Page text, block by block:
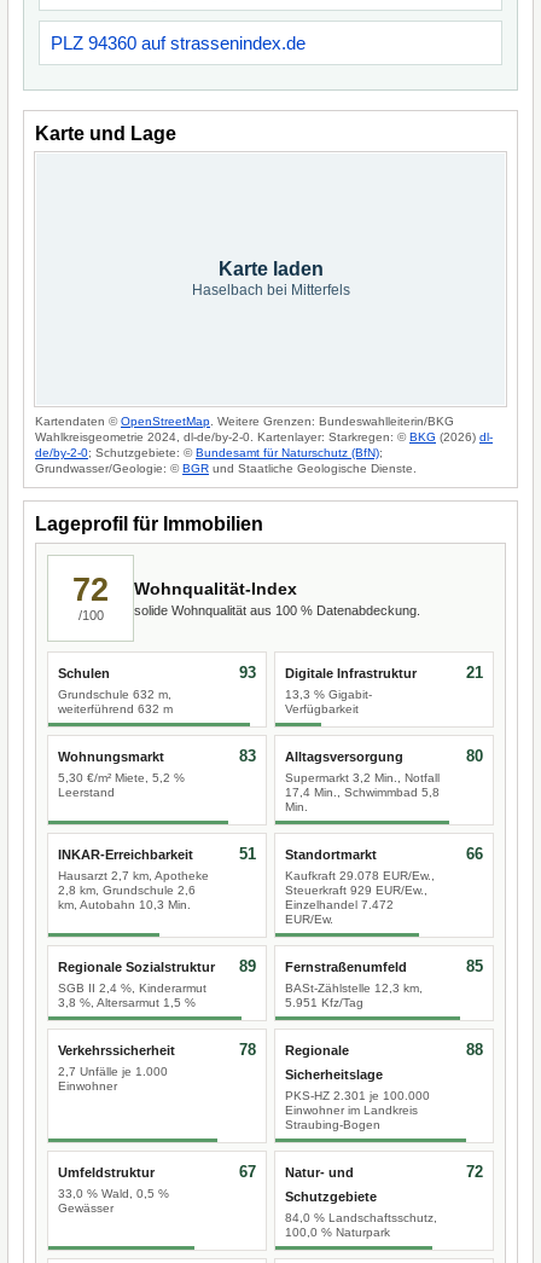
PLZ 94360 auf strassenindex.de
Karte und Lage
Karte laden
Haselbach bei Mitterfels
Kartendaten ©OpenStreetMap . Weitere Grenzen: Bundeswahlleiterin/BKG
Wahlkreisgeometrie 2024, dl-de/by-2-0. Kartenlayer: Starkregen: ©BKG (2026) dl-
de/by-2-0; Schutzgebiete: ©Bundesamt für Naturschutz (BfN);
Grundwasser/Geologie: ©BGR und Staatliche Geologische Dienste.
Lageprofil für Immobilien
72
/100
Wohnqualität-Index
solide Wohnqualität aus 100 % Datenabdeckung.
Schulen
Grundschule 632 m,
weiterführend 632 m
93 Digitale Infrastruktur
13,3 % Gigabit-
Verfügbarkeit
21
Wohnungsmarkt
5,30 €/m² Miete, 5,2 %
Leerstand
83 Alltagsversorgung
Supermarkt 3,2 Min., Notfall
17,4 Min., Schwimmbad 5,8
Min.
80
INKAR-Erreichbarkeit
Hausarzt 2,7 km, Apotheke
2,8 km, Grundschule 2,6
km, Autobahn 10,3 Min.
51 Standortmarkt
Kaufkraft 29.078 EUR/Ew.,
Steuerkraft 929 EUR/Ew.,
Einzelhandel 7.472
EUR/Ew.
66
Regionale Sozialstruktur
SGB II 2,4 %, Kinderarmut
3,8 %, Altersarmut 1,5 %
89 Fernstraßenumfeld
BASt-Zählstelle 12,3 km,
5.951 Kfz/Tag
85
Verkehrssicherheit
2,7 Unfälle je 1.000
Einwohner
78
Regionale
Sicherheitslage
PKS-HZ 2.301 je 100.000
Einwohner im Landkreis
Straubing-Bogen
88
Umfeldstruktur
33,0 % Wald, 0,5 %
Gewässer
67
Natur- und
Schutzgebiete
84,0 % Landschaftsschutz,
100,0 % Naturpark
72